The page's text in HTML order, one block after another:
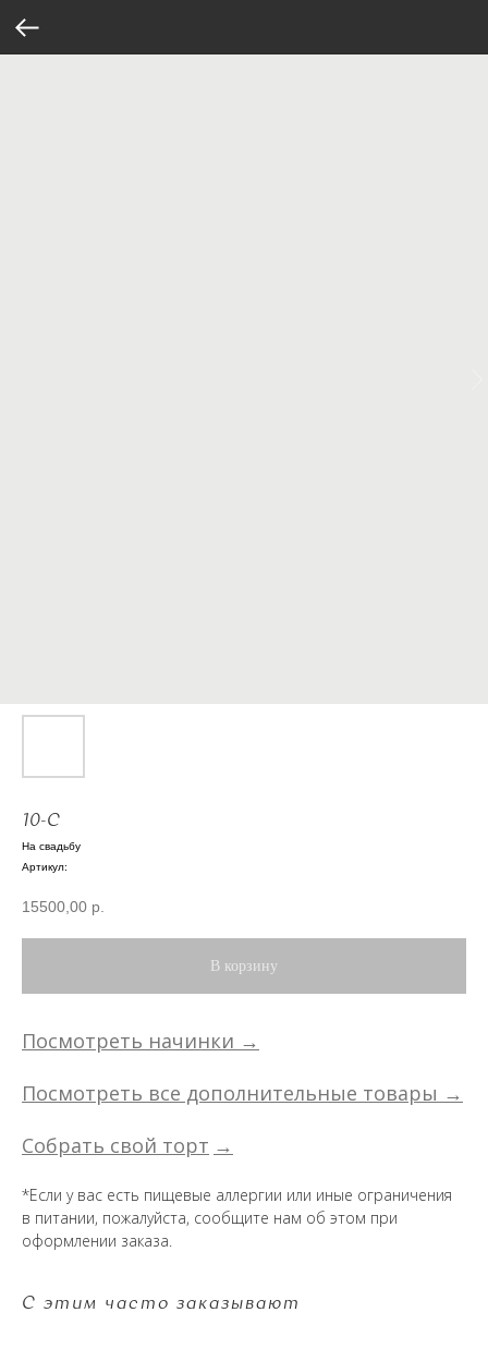
10-С
На свадьбу
Артикул:
15500,00 р.
В корзину
Посмотреть начинки →
Посмотреть все дополнительные товары →
Собрать свой торт →
*Если у вас есть пищевые аллергии или иные ограничения
в питании, пожалуйста, сообщите нам об этом при
оформлении заказа.
С этим часто заказывают